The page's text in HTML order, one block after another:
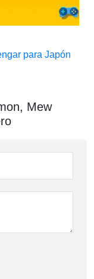
para Japón
Mew